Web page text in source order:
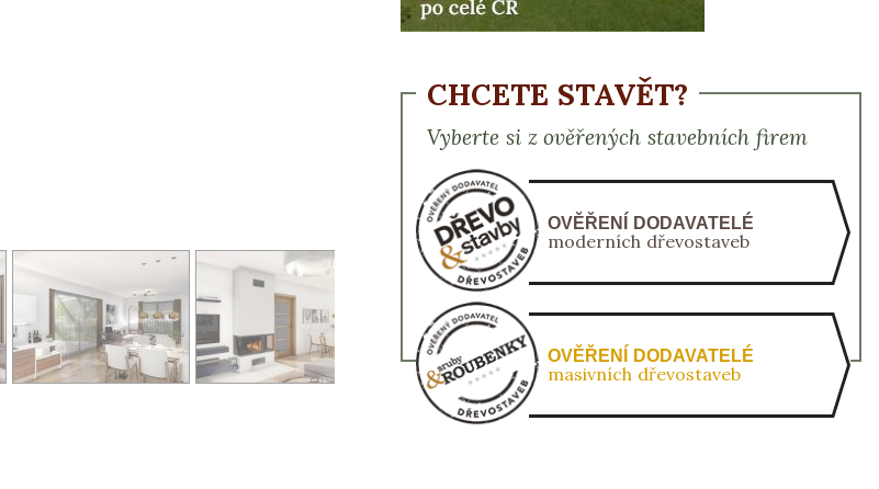
CHCETE STAVĚT?
Vyberte si z ověřených stavebních firem
OVĚŘENÍ DODAVATELÉ
moderních dřevostaveb
OVĚŘENÍ DODAVATELÉ
masivních dřevostaveb